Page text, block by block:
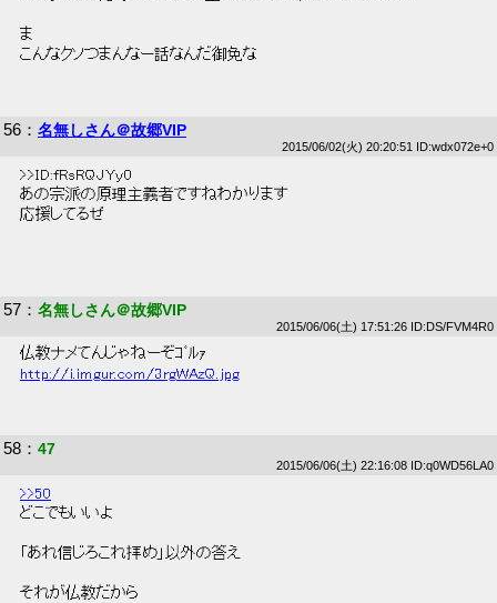
ま
こんなクソつまんなー話なんだ御免な
56 ： 名無しさん＠故郷VIP
2015/06/02(火) 20:20:51 ID:wdx072e+0
>>ID:fRsRQJYy0
あの宗派の原理主義者ですねわかります
応援してるぜ
57 ： 名無しさん＠故郷VIP
2015/06/06(土) 17:51:26 ID:DS/FVM4R0
仏教ナメてんじゃねーぞｺﾞﾙｧ
http://i.imgur.com/3rgWAzQ.jpg
58 ： 47
2015/06/06(土) 22:16:08 ID:q0WD56LA0
>>50
どこでもいいよ
「あれ信じろこれ拝め」以外の答え
それが仏教だから